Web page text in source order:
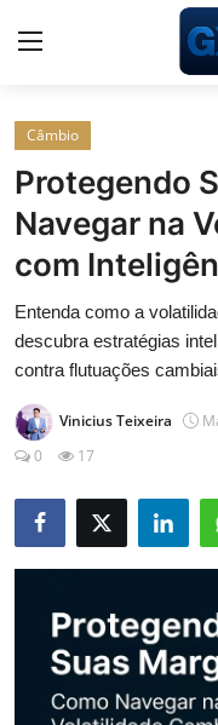
Entrar
Cursos
Simuladores
Wealth
Histórias
Contato
Crédito Empresarial
Newsletter
Câmbio
Protegendo
Navegar na
com
Entenda como a
descubra estratégias
contra flutuações
Vinicius Teixeira
0
17